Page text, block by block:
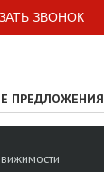
ПРЕДЛОЖЕНИЯ